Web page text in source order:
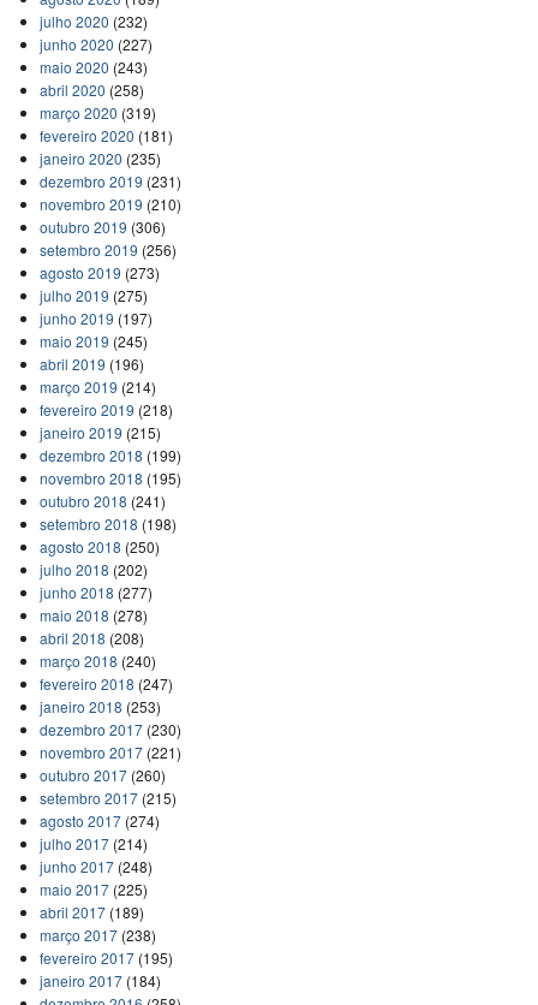
julho 2020 (232)
junho 2020 (227)
maio 2020 (243)
abril 2020 (258)
março 2020 (319)
fevereiro 2020 (181)
janeiro 2020 (235)
dezembro 2019 (231)
novembro 2019 (210)
outubro 2019 (306)
setembro 2019 (256)
agosto 2019 (273)
julho 2019 (275)
junho 2019 (197)
maio 2019 (245)
abril 2019 (196)
março 2019 (214)
fevereiro 2019 (218)
janeiro 2019 (215)
dezembro 2018 (199)
novembro 2018 (195)
outubro 2018 (241)
setembro 2018 (198)
agosto 2018 (250)
julho 2018 (202)
junho 2018 (277)
maio 2018 (278)
abril 2018 (208)
março 2018 (240)
fevereiro 2018 (247)
janeiro 2018 (253)
dezembro 2017(230)
novembro 2017(221)
outubro 2017(260)
setembro 2017(215)
agosto 2017(274)
julho 2017(214)
junho 2017(248)
maio 2017(225)
abril 2017(189)
março 2017(238)
fevereiro 2017(195)
janeiro 2017(184)